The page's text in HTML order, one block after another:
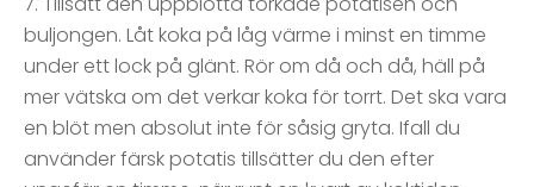
buljongen. Låt koka på låg värme i minst en timme
under ett lock på glänt. Rör om då och då, häll på
mer vätska om det verkar koka för torrt. Det ska vara
en blöt men absolut inte för såsig gryta. Ifall du
använder färsk potatis tillsätter du den efter